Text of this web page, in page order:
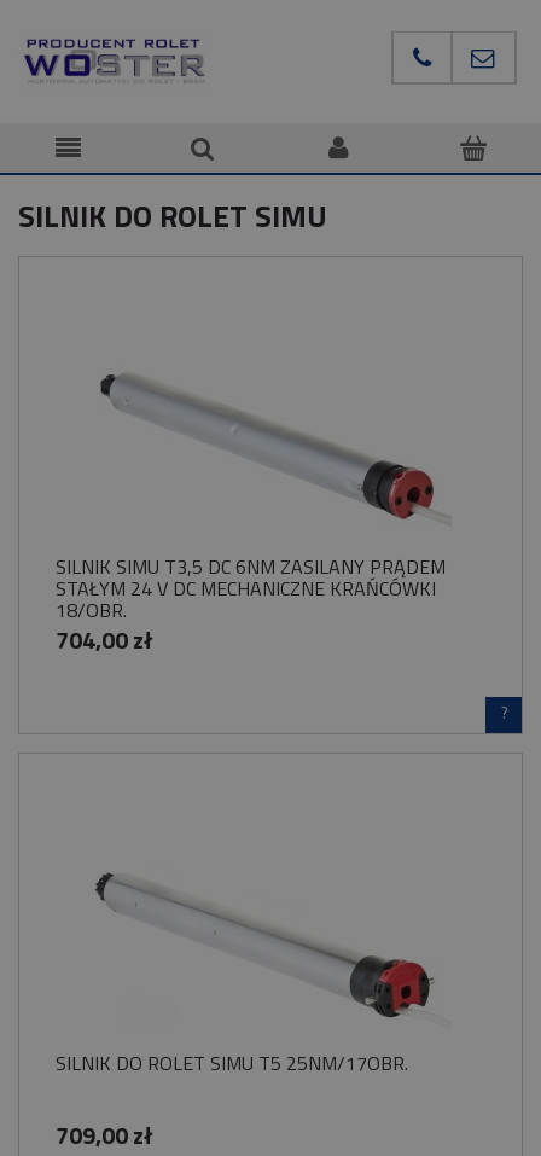
SILNIK DO ROLET SIMU
SILNIK SIMU T3,5 DC 6NM ZASILANY PRĄDEM
STAŁYM 24 V DC MECHANICZNE KRAŃCÓWKI
18/OBR.
704,00 zł
?
SILNIK DO ROLET SIMU T5 25NM/17OBR.
709,00 zł